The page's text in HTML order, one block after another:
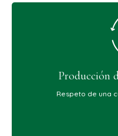
Producción
Respeto de una